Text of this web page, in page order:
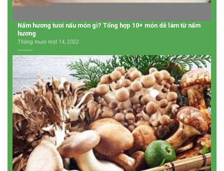
Nấm hương tươi nấu món gì? Tổng hợp 10+ món dễ làm từ nấm
hương
Tháng mười một 14, 2022